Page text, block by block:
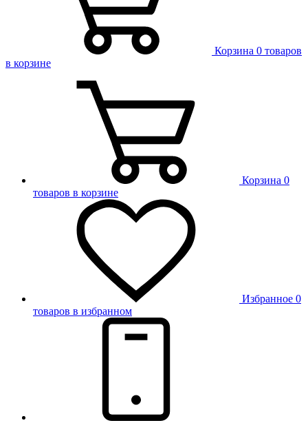
Корзина 0 товаров
в корзине
Корзина 0
товаров в корзине
Избранное 0
товаров в избранном